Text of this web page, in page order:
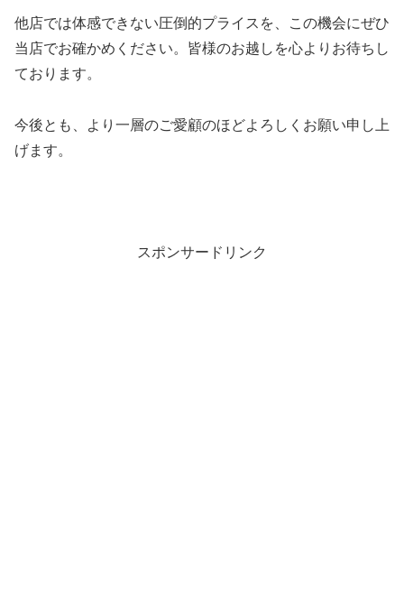
他店では体感できない圧倒的プライスを、この機会にぜひ
当店でお確かめください。皆様のお越しを心よりお待ちし
ております。
今後とも、より一層のご愛顧のほどよろしくお願い申し上
げます。
スポンサードリンク